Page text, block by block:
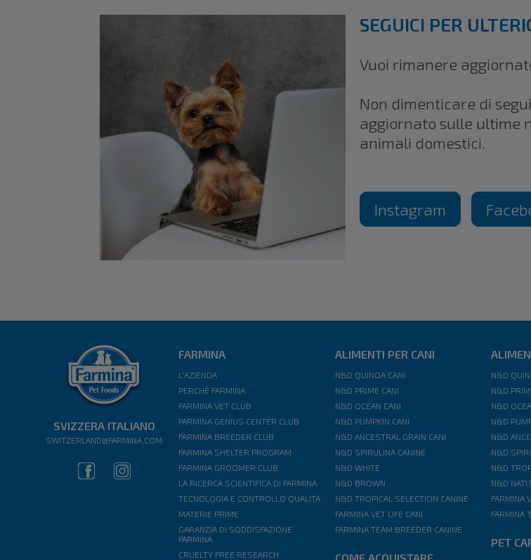
SEGUICI PER
Vuoi rimanere
Non dimenticare di
aggiornato sulle ultime
animali domestici.
Instagram
SVIZZERA ITALIANO
SWITZERLAND@FARMINA.COM
FARMINA
L'AZIENDA
PERCHÉ FARMINA
FARMINA VET CLUB
FARMINA GENIUS CENTER CLUB
FARMINA BREEDER CLUB
FARMINA SHELTER PROGRAM
FARMINA GROOMER CLUB
LA RICERCA SCIENTIFICA DI FARMINA
TECNOLOGIA E CONTROLLO QUALITÀ
MATERIE PRIME
GARANZIA DI SODDISFAZIONE
FARMINA
CRUELTY FREE RESEARCH
ALIMENTI PER CANI
N&D QUINOA CANI
N&D PRIME CANI
N&D OCEAN CANI
N&D PUMPKIN CANI
N&D ANCESTRAL GRAIN CANI
N&D SPIRULINA CANINE
N&D WHITE
N&D BROWN
N&D TROPICAL SELECTION CANINE
FARMINA VET LIFE CANI
FARMINA TEAM BREEDER CANINE
N&D
N&D
N&D
N&D
N&D
N&D
N&D
N&D
FARMINA
FARMINA
PET